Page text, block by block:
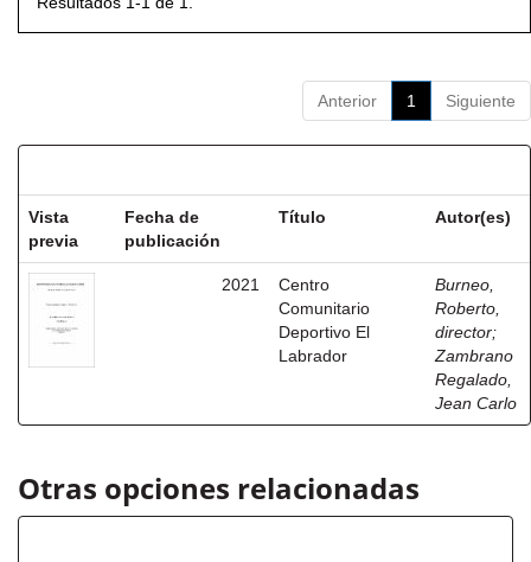
Anterior 1 Siguiente
Vista
previa
Fecha de
publicación
Título Autor(es)
2021
Centro
Comunitario
Deportivo El
Labrador
Burneo,
Roberto,
director;
Zambrano
Regalado,
Jean Carlo
Otras opciones relacionadas